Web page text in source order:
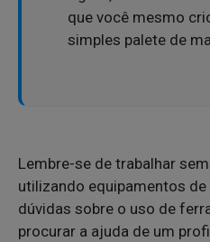
que você mesmo
simples palete de
Lembre-se de trabalhar
utilizando equipamentos
dúvidas sobre o uso de
procurar a ajuda de um